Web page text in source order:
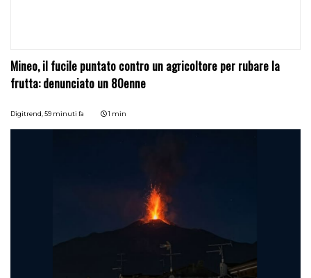
Mineo, il fucile puntato contro un agricoltore per rubare la
frutta: denunciato un 80enne
Digitrend,59 minuti fa 1 min